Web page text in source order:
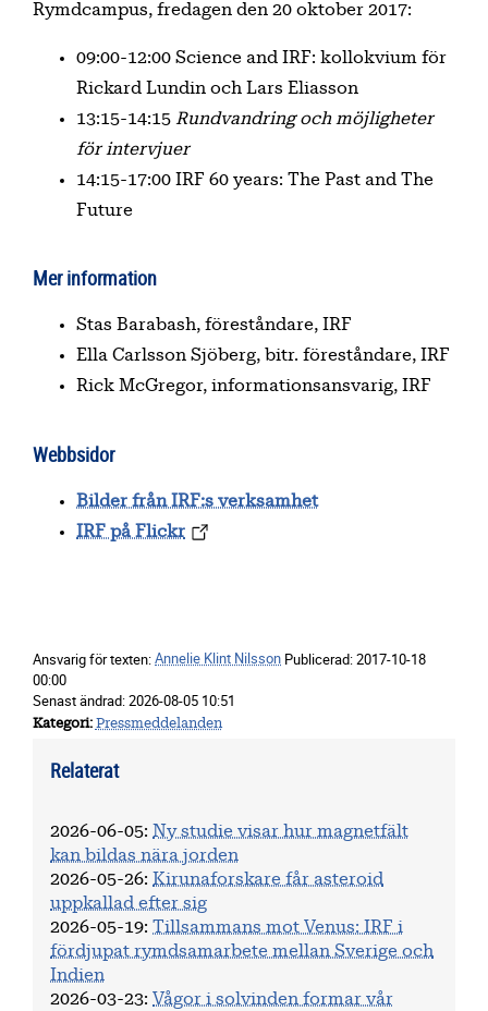
Rymdcampus, fredagen den 20 oktober 2017:
09:00-12:00 Science and IRF: kollokvium för
Rickard Lundin och Lars Eliasson
13:15-14:15 Rundvandring och möjligheter
för intervjuer
14:15-17:00 IRF 60 years: The Past and The
Future
Mer information
Stas Barabash, föreståndare, IRF
Ella Carlsson Sjöberg, bitr. föreståndare, IRF
Rick McGregor, informationsansvarig, IRF
Webbsidor
Bilder från IRF:s verksamhet
IRF på Flickr
Ansvarig för texten:Annelie Klint Nilsson Publicerad:2017-10-18
00:00
Senast ändrad:2026-08-05 10:51
Kategori Pressmeddelanden
Relaterat
2026-06-05: Ny studie visar hur magnetfält
kan bildas nära jorden
2026-05-26: Kirunaforskare får asteroid
uppkallad efter sig
2026-05-19: Tillsammans mot Venus: IRF i
fördjupat rymdsamarbete mellan Sverige och
Indien
2026-03-23: Vågor i solvinden formar vår